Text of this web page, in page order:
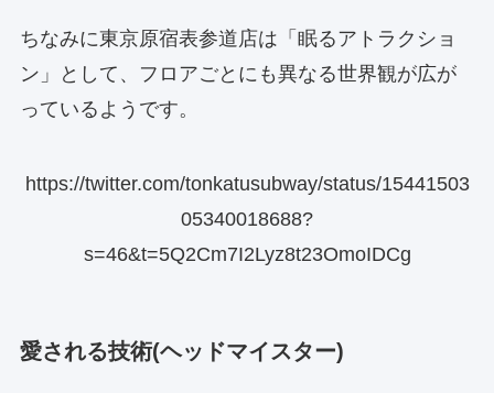
ちなみに東京原宿表参道店は「眠るアトラクショ
ン」として、フロアごとにも異なる世界観が広が
っているようです。
https://twitter.com/tonkatusubway/status/15441503
05340018688?
s=46&t=5Q2Cm7I2Lyz8t23OmoIDCg
愛される技術(ヘッドマイスター)